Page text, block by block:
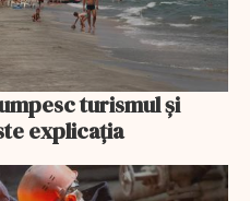
turismul și
explicația